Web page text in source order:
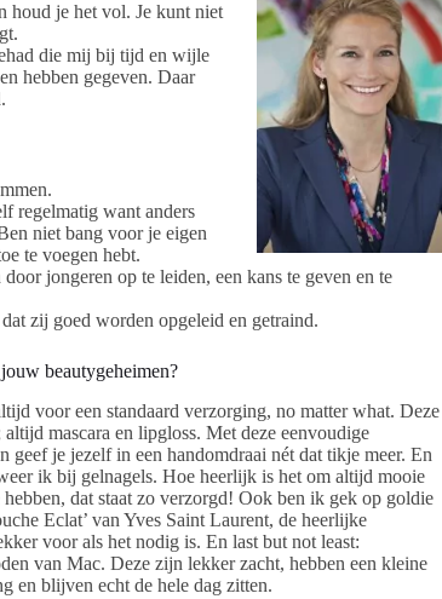
houd je het vol. Je kunt niet
die mij bij tijd en wijle
hebben gegeven. Daar
regelmatig want anders
niet bang voor je eigen
te voegen hebt.
jongeren op te leiden, een kans te geven en te
zij goed worden opgeleid en getraind.
beautygeheimen?
voor een standaard verzorging, no matter what. Deze
mascara en lipgloss. Met deze eenvoudige
geef je jezelf in een handomdraai nét dat tikje meer. En
ik bij gelnagels. Hoe heerlijk is het om altijd mooie
hebben, dat staat zo verzorgd! Ook ben ik gek op goldie
Eclat’ van Yves Saint Laurent, de heerlijke
voor als het nodig is. En last but not least:
van Mac. Deze zijn lekker zacht, hebben een kleine
en blijven echt de hele dag zitten.